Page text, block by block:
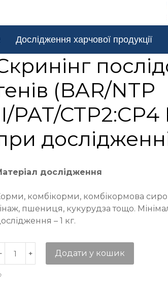
Дослідження харчової продукції
(BAR/NTP
PAT/CTP2:CP4
дослідження
комбікорми, комбікормова
пшениця, кукурудза тощо.
– 1 кг.
Додати у кошик